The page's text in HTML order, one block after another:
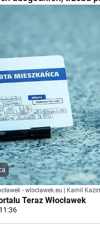
- wloclawek.eu | Kamil
Teraz Włocławek